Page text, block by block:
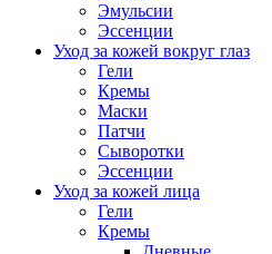
Эмульсии
Эссенции
Уход за кожей вокруг глаз
Гели
Кремы
Маски
Патчи
Сыворотки
Эссенции
Уход за кожей лица
Гели
Кремы